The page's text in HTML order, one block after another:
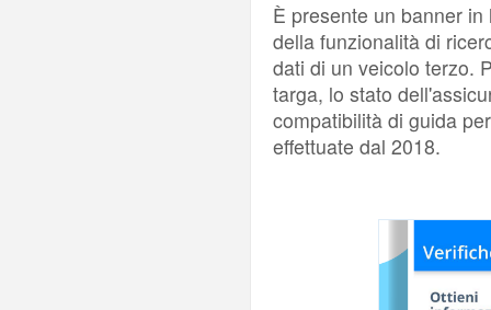
È presente un banner
della funzionalità di
dati di un veicolo terzo.
targa, lo stato
compatibilità di guida
effettuate dal 2018.